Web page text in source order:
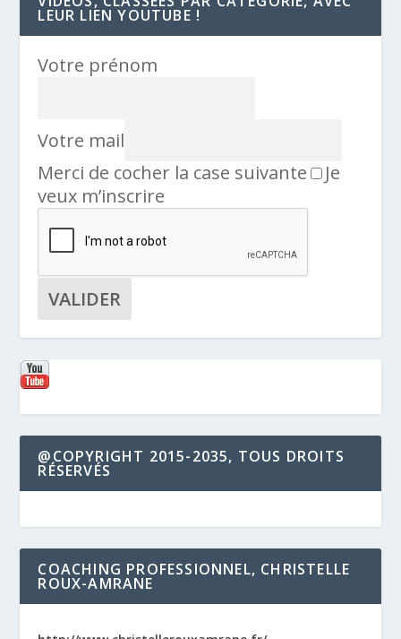
LEUR LIEN YOUTUBE !
Votre prénom
Votre mail
Merci de cocher la case suivante
Je
veux m’inscrire
@COPYRIGHT 2015-2035, TOUS DROITS
RÉSERVÉS
COACHING PROFESSIONNEL, CHRISTELLE
ROUX-AMRANE